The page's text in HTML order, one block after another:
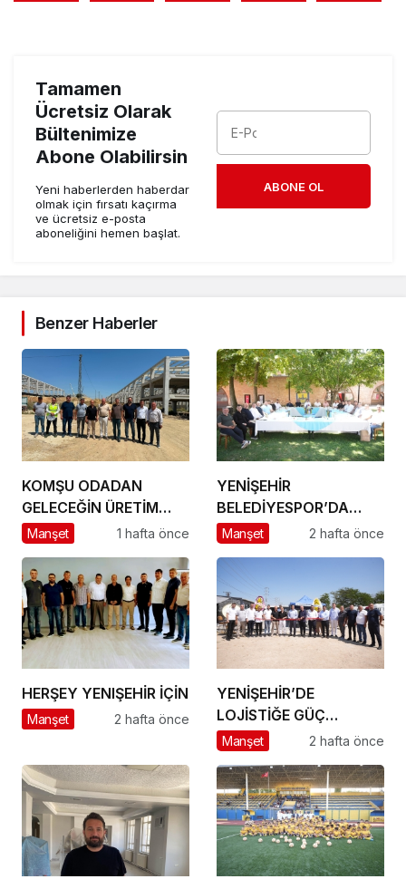
Tamamen
Ücretsiz Olarak
Bültenimize
Abone Olabilirsin
Yeni haberlerden haberdar
olmak için fırsatı kaçırma
ve ücretsiz e-posta
aboneliğini hemen başlat.
ABONE OL
Benzer Haberler
KOMŞU ODADAN
GELECEĞİN ÜRETİM
ÜSSÜ YESAN’A
Manşet 1 hafta önce
YENİŞEHİR
BELEDİYESPOR’DA
GÜÇLÜ YÖNETİM,
Manşet 2 hafta önce
HERŞEY YENIŞEHİR İÇİN
Manşet 2 hafta önce
YENİŞEHİR’DE
LOJİSTİĞE GÜÇ
KATACAK ADIM
Manşet 2 hafta önce